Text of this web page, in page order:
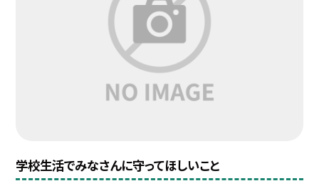
学校生活でみなさんに守ってほしいこと